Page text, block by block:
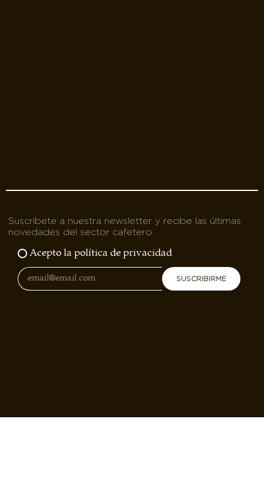
Suscríbete a nuestra newsletter y recibe las últimas
novedades del sector cafetero
Acepto la política de privacidad
SUSCRIBIRME